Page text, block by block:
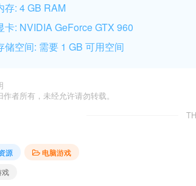
存: 4 GB RAM
卡: NVIDIA GeForce GTX 960
储空间: 需要 1 GB 可用空间
者所有，未经允许请勿转载。
源
电脑游戏
戏